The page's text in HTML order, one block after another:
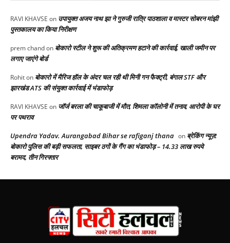
RAVI KHAVSE on उपायुक्त अजय नाथ झा ने गुरुजी रात्रि पाठशाला व मास्टर सोबरन मांझी
पुस्तकालय का किया निरीक्षण
prem chandon बोकारो स्टील ने शुरू की अतिक्रमण हटाने की कार्रवाई, खाली जमीन पर
लगाए जाएंगे बोर्ड
Rohiton बोकारो में मैरिज हॉल के अंदर चल रही थी मिनी गन फैक्ट्री, बंगाल STF और
झारखंड ATS की संयुक्त कार्रवाई में भंडाफोड़
RAVI KHAVSE on जॉर्ज बरला की चाकूबाजी में मौत, शिमला कॉलोनी में तनाव, आरोपी के घर
पर पथराव
Upendra Yadav. Aurangabad Bihar se rafiganj thana on ब्रेकिंग न्यूज़:
बोकारो पुलिस की बड़ी सफलता, साइबर ठगों के गैंग का भंडाफोड़ – 14.33 लाख रुपये
बरामद, तीन गिरफ्तार